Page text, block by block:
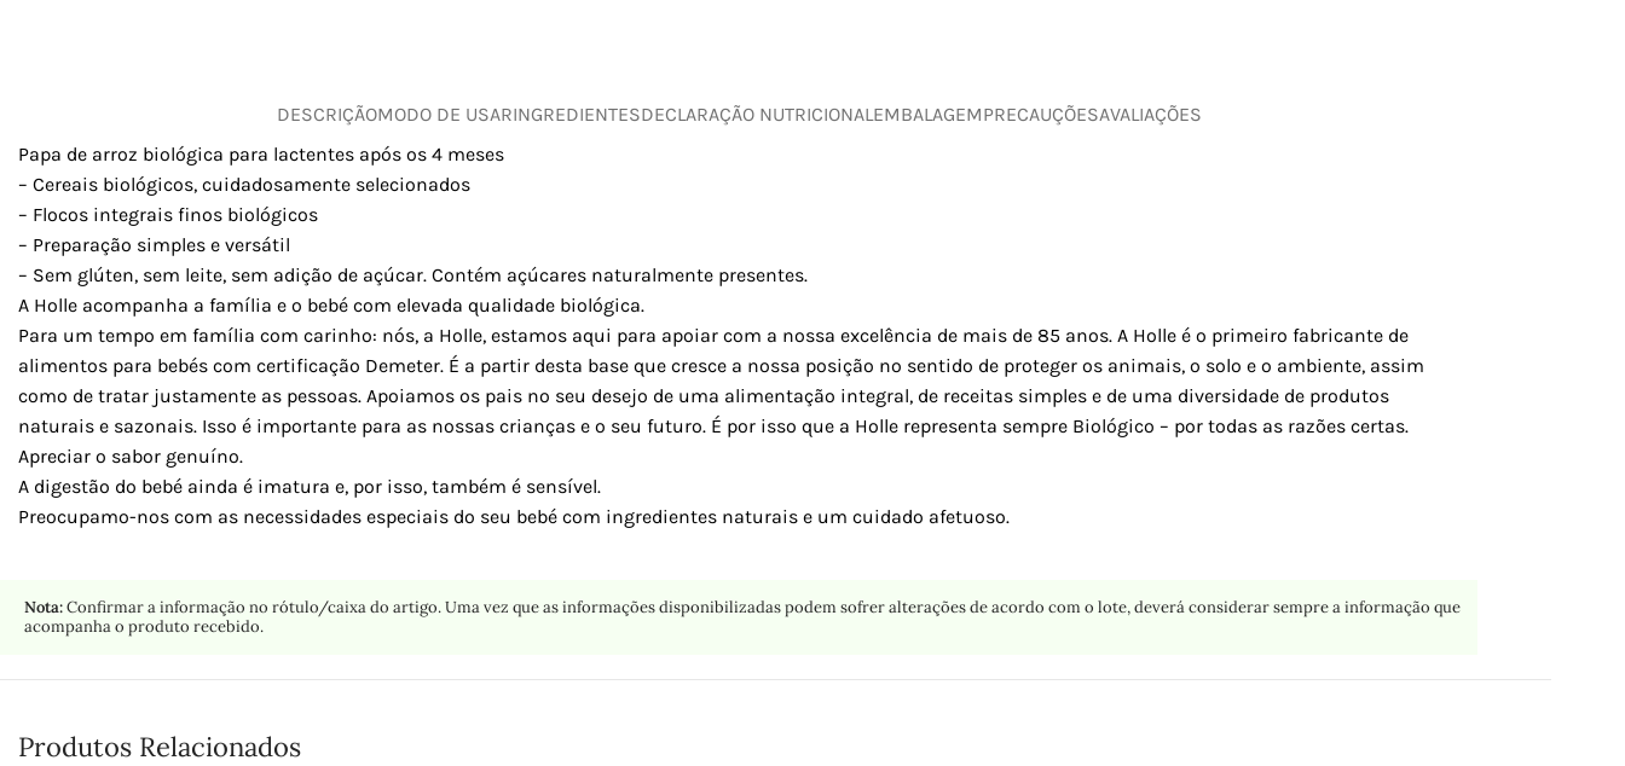
DESCRIÇÃOMODO DE USARINGREDIENTESDECLARAÇÃO NUTRICIONAL EMBALAGEMPRECAUÇÕESAVALIAÇÕES
Papa de arroz biológica para lactentes após os 4 meses
– Cereais biológicos, cuidadosamente selecionados
– Flocos integrais finos biológicos
– Preparação simples e versátil
– Sem glúten, sem leite, sem adição de açúcar. Contém açúcares naturalmente presentes.
A Holle acompanha a família e o bebé com elevada qualidade biológica.
Para um tempo em família com carinho: nós, a Holle, estamos aqui para apoiar com a nossa excelência de mais de 85 anos. A Holle é o primeiro fabricante de
alimentos para bebés com certificação Demeter. É a partir desta base que cresce a nossa posição no sentido de proteger os animais, o solo e o ambiente, assim
como de tratar justamente as pessoas. Apoiamos os pais no seu desejo de uma alimentação integral, de receitas simples e de uma diversidade de produtos
naturais e sazonais. Isso é importante para as nossas crianças e o seu futuro. É por isso que a Holle representa sempre Biológico – por todas as razões certas.
Apreciar o sabor genuíno.
A digestão do bebé ainda é imatura e, por isso, também é sensível.
Preocupamo-nos com as necessidades especiais do seu bebé com ingredientes naturais e um cuidado afetuoso.
Nota:Confirmar a informação no rótulo/caixa do artigo. Uma vez que as informações disponibilizadas podem sofrer alterações de acordo com o lote, deverá considerar sempre a informação que
acompanha o produto recebido.
Produtos Relacionados